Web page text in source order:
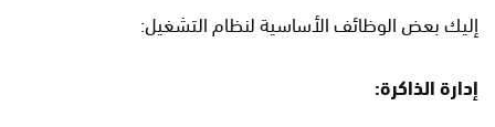
إليك بعض الوظائف الأساسية لنظام التشغيل:
إدارة الذاكرة: